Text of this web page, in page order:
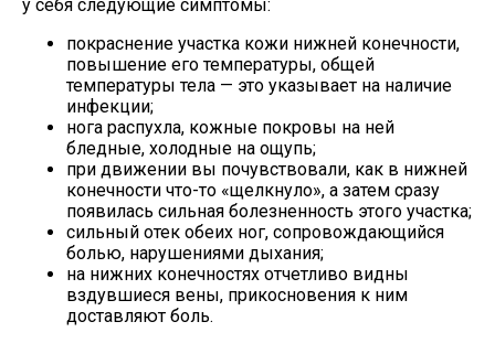
у себя следующие симптомы:
покраснение участка кожи нижней конечности,
повышение его температуры, общей
температуры тела — это указывает на наличие
инфекции;
нога распухла, кожные покровы на ней
бледные, холодные на ощупь;
при движении вы почувствовали, как в нижней
конечности что-то «щелкнуло», а затем сразу
появилась сильная болезненность этого участка;
сильный отек обеих ног, сопровождающийся
болью, нарушениями дыхания;
на нижних конечностях отчетливо видны
вздувшиеся вены, прикосновения к ним
доставляют боль.